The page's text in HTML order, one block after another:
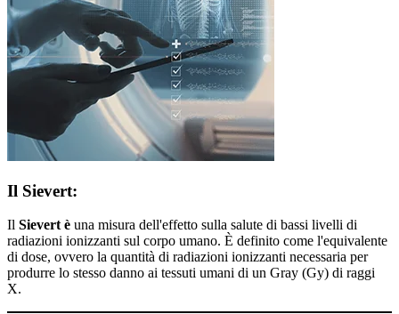
Il Sievert:
Il Sievert è una misura dell'effetto sulla salute di bassi livelli di
radiazioni ionizzanti sul corpo umano. È definito come l'equivalente
di dose, ovvero la quantità di radiazioni ionizzanti necessaria per
produrre lo stesso danno ai tessuti umani di un Gray (Gy) di raggi
X.